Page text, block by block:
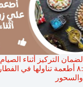
لضمان التركيز أثناء الصيام
:٨ أطعمة تناولها في الفطار
والسحور